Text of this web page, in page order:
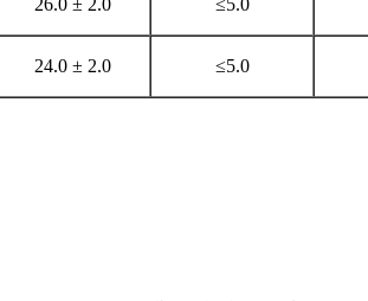
26.0 ± 2.0 ≤5.0
24.0 ± 2.0 ≤5.0